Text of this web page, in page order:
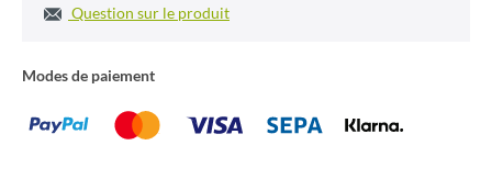
Question sur le produit
Modes de paiement